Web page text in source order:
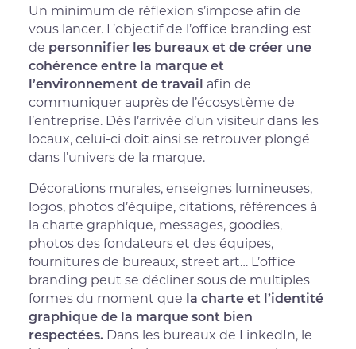
Un minimum de réflexion s’impose afin de
vous lancer. L’objectif de l’office branding est
de personnifier les bureaux et de créer une
cohérence entre la marque et
l’environnement de travail afin de
communiquer auprès de l’écosystème de
l’entreprise. Dès l’arrivée d’un visiteur dans les
locaux, celui-ci doit ainsi se retrouver plongé
dans l’univers de la marque.
Décorations murales, enseignes lumineuses,
logos, photos d’équipe, citations, références à
la charte graphique, messages, goodies,
photos des fondateurs et des équipes,
fournitures de bureaux, street art… L’office
branding peut se décliner sous de multiples
formes du moment que la charte et l’identité
graphique de la marque sont bien
respectées. Dans les bureaux de LinkedIn, le